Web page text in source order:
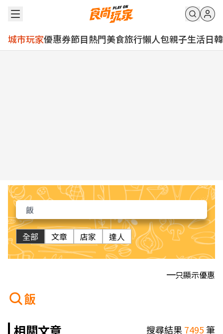
城市玩家優惠券節目熱門美食旅行懶人包親子生活日韓
全部 文章 店家 達人
只顯示優惠
飯
相關文章
搜尋結果7495筆